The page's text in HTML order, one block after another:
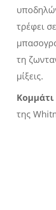
τρέφει
τη
μίξεις.
της